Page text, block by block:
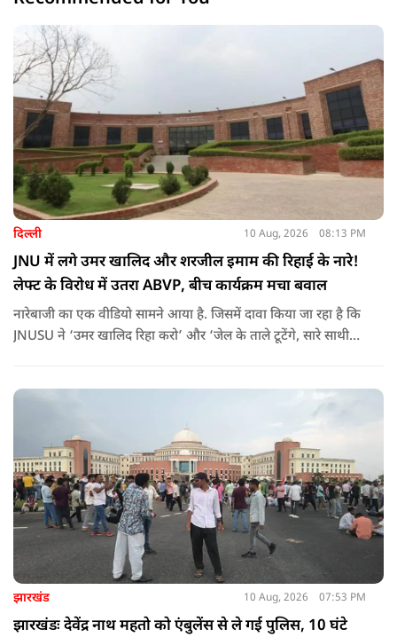
दिल्ली 10 Aug, 2026 08:13 PM
JNU में लगे उमर खालिद और शरजील इमाम की रिहाई के नारे!
लेफ्ट के विरोध में उतरा ABVP, बीच कार्यक्रम मचा बवाल
नारेबाजी का एक वीडियो सामने आया है. जिसमें दावा किया जा रहा है कि
JNUSU ने ‘उमर खालिद रिहा करो’ और ‘जेल के ताले टूटेंगे, सारे साथी
झारखंड 10 Aug, 2026 07:53 PM
झारखंडः देवेंद्र नाथ महतो को एंबुलेंस से ले गई पुलिस, 10 घंटे